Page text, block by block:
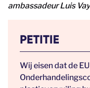
ambassadeur Luis
PETITIE
Wij eisen dat de